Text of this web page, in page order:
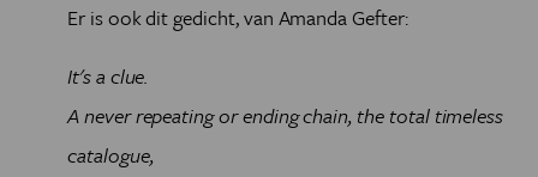
Er is ook dit gedicht, van Amanda Gefter:
It's a clue.
A never repeating or ending chain, the total timeless
catalogue,